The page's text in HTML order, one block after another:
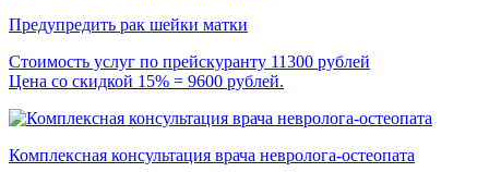
Предупредить рак шейки матки
Стоимость услуг по прейскуранту 11300 рублей
Цена со скидкой 15% = 9600 рублей.
Комплексная консультация врача невролога-остеопата